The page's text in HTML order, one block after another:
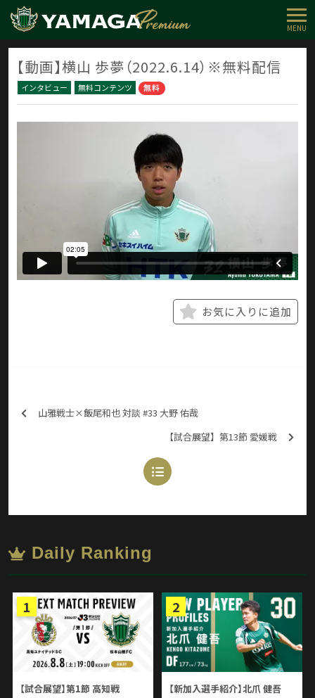
MENU
【動画】横山 歩夢（2022.6.14）※無料配信
インタビュー 無料コンテンツ 無料
お気に入りに追加
山雅戦士×飯尾和也 対談 #33 大野 佑哉
【試合展望】第13節 愛媛戦
Daily Ranking
【試合展望】第1節 高知戦 【新加入選手紹介】北爪 健吾